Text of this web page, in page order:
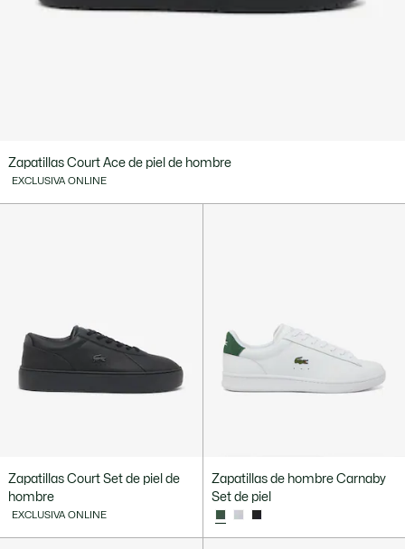
Zapatillas Court Ace de piel de hombre
EXCLUSIVA ONLINE
Zapatillas Court Set de piel de
hombre
EXCLUSIVA ONLINE
Zapatillas de hombre Carnaby
Set de piel